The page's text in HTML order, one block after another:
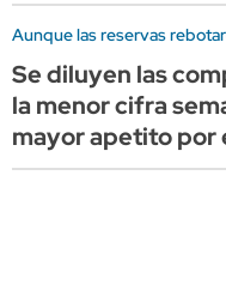
Aunque las reservas
Se diluyen las
la menor cifra
mayor apetito por